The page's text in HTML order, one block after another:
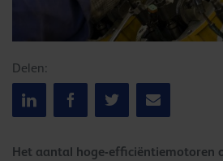
Delen:
Het aantal hoge-efficiëntiemotoren